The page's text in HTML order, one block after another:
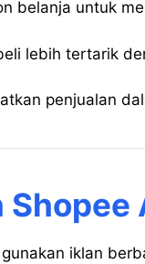
belanja untuk
lebih tertarik
penjualan
Shopee
iklan